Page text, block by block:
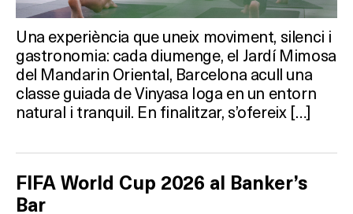
Una experiència que uneix moviment, silenci i
gastronomia: cada diumenge, el Jardí Mimosa
del Mandarin Oriental, Barcelona acull una
classe guiada de Vinyasa Ioga en un entorn
natural i tranquil. En finalitzar, s’ofereix […]
FIFA World Cup 2026 al Banker’s
Bar